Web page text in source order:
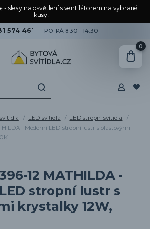
- slevy na osvětlení s ventilátorem na vybrané
kusy!
574 461 PO-PÁ 8:30 - 14:30
0
LED svítidla
LED stropní svítidla
- Moderní LED stropní lustr s plastovými
12 MATHILDA -
stropní lustr s
krystalky 12W,